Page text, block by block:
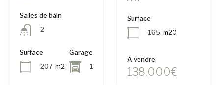
Salles de bain
2
Surface
207 m2
Garage
1
Surface
165 m20
A vendre
138,000€